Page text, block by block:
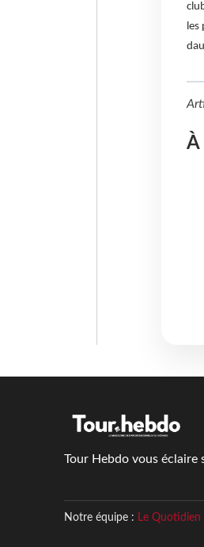
les
À
Tour Hebdo vous
Notre équipe : Le Quotidien